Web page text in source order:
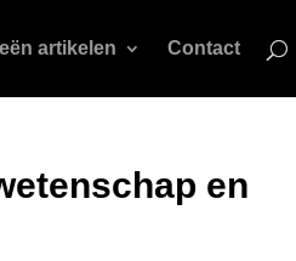
artikelen Contact
en